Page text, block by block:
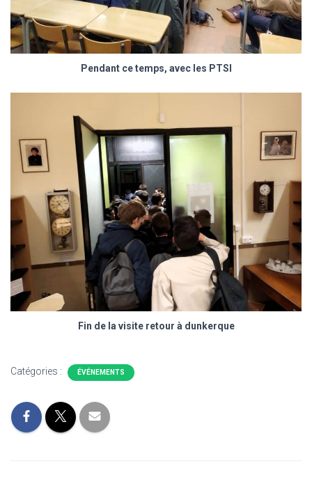
Pendant ce temps, avec les PTSI
Fin de la visite retour à dunkerque
Catégories : ÉVÉNEMENTS